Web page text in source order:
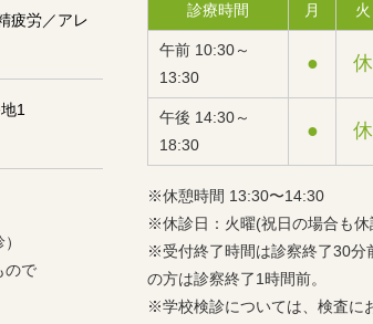
疲労／アレ
1
ので
診療時間 月 火
午前 10:30～
13:30
● 休
午後 14:30～
18:30
● 休
※休憩時間 13:30〜14:30
※休診日：火曜(祝日の場合も休
※受付終了時間は診察終了30分
の方は診察終了1時間前。
※学校検診については、検査に